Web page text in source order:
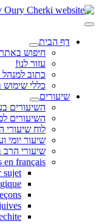
דף הבית
חיפוש באתר
עזור לנו!
כתוב
כללי
שיעורים
השיעורים
השיעורים
לוח שיעורי
שיעור יומי
שיעורי הרב
en français
sujet